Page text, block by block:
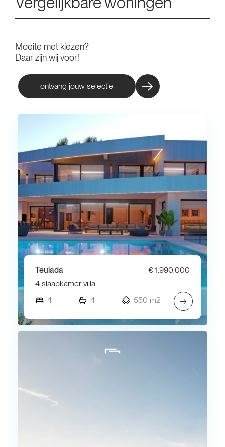
Moeite met kiezen?
Daar zijn wij voor!
ontvang jouw selectie
Teulada
€ 1.990.000
4 slaapkamer villa
4
4 550 m2 →